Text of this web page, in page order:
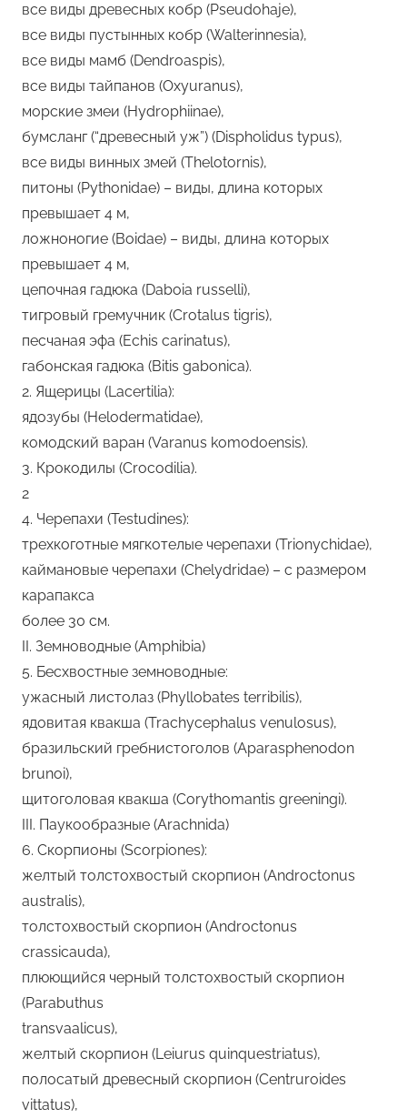
все виды древесных кобр (Pseudohaje),
все виды пустынных кобр (Walterinnesia),
все виды мамб (Dendroaspis),
все виды тайпанов (Oxyuranus),
морские змеи (Hydrophiinae),
бумсланг (“древесный уж”) (Dispholidus typus),
все виды винных змей (Thelotornis),
питоны (Pythonidae) – виды, длина которых
превышает 4 м,
ложноногие (Boidae) – виды, длина которых
превышает 4 м,
цепочная гадюка (Daboia russelli),
тигровый гремучник (Crotalus tigris),
песчаная эфа (Echis carinatus),
габонская гадюка (Bitis gabonica).
2. Ящерицы (Lacertilia):
ядозубы (Helodermatidae),
комодский варан (Varanus komodoensis).
3. Крокодилы (Crocodilia).
2
4. Черепахи (Testudines):
трехкоготные мягкотелые черепахи (Trionychidae),
каймановые черепахи (Chelydridae) – с размером
карапакса
более 30 см.
II. Земноводные (Amphibia)
5. Бесхвостные земноводные:
ужасный листолаз (Phyllobates terribilis),
ядовитая квакша (Trachycephalus venulosus),
бразильский гребнистоголов (Aparasphenodon
brunoi),
щитоголовая квакша (Corythomantis greeningi).
III. Паукообразные (Arachnida)
6. Скорпионы (Scorpiones):
желтый толстохвостый скорпион (Androctonus
australis),
толстохвостый скорпион (Androctonus
crassicauda),
плюющийся черный толстохвостый скорпион
(Parabuthus
transvaalicus),
желтый скорпион (Leiurus quinquestriatus),
полосатый древесный скорпион (Centruroides
vittatus),